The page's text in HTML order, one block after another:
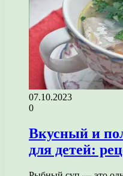
07.10.2023
0
Вкусный и
для детей: